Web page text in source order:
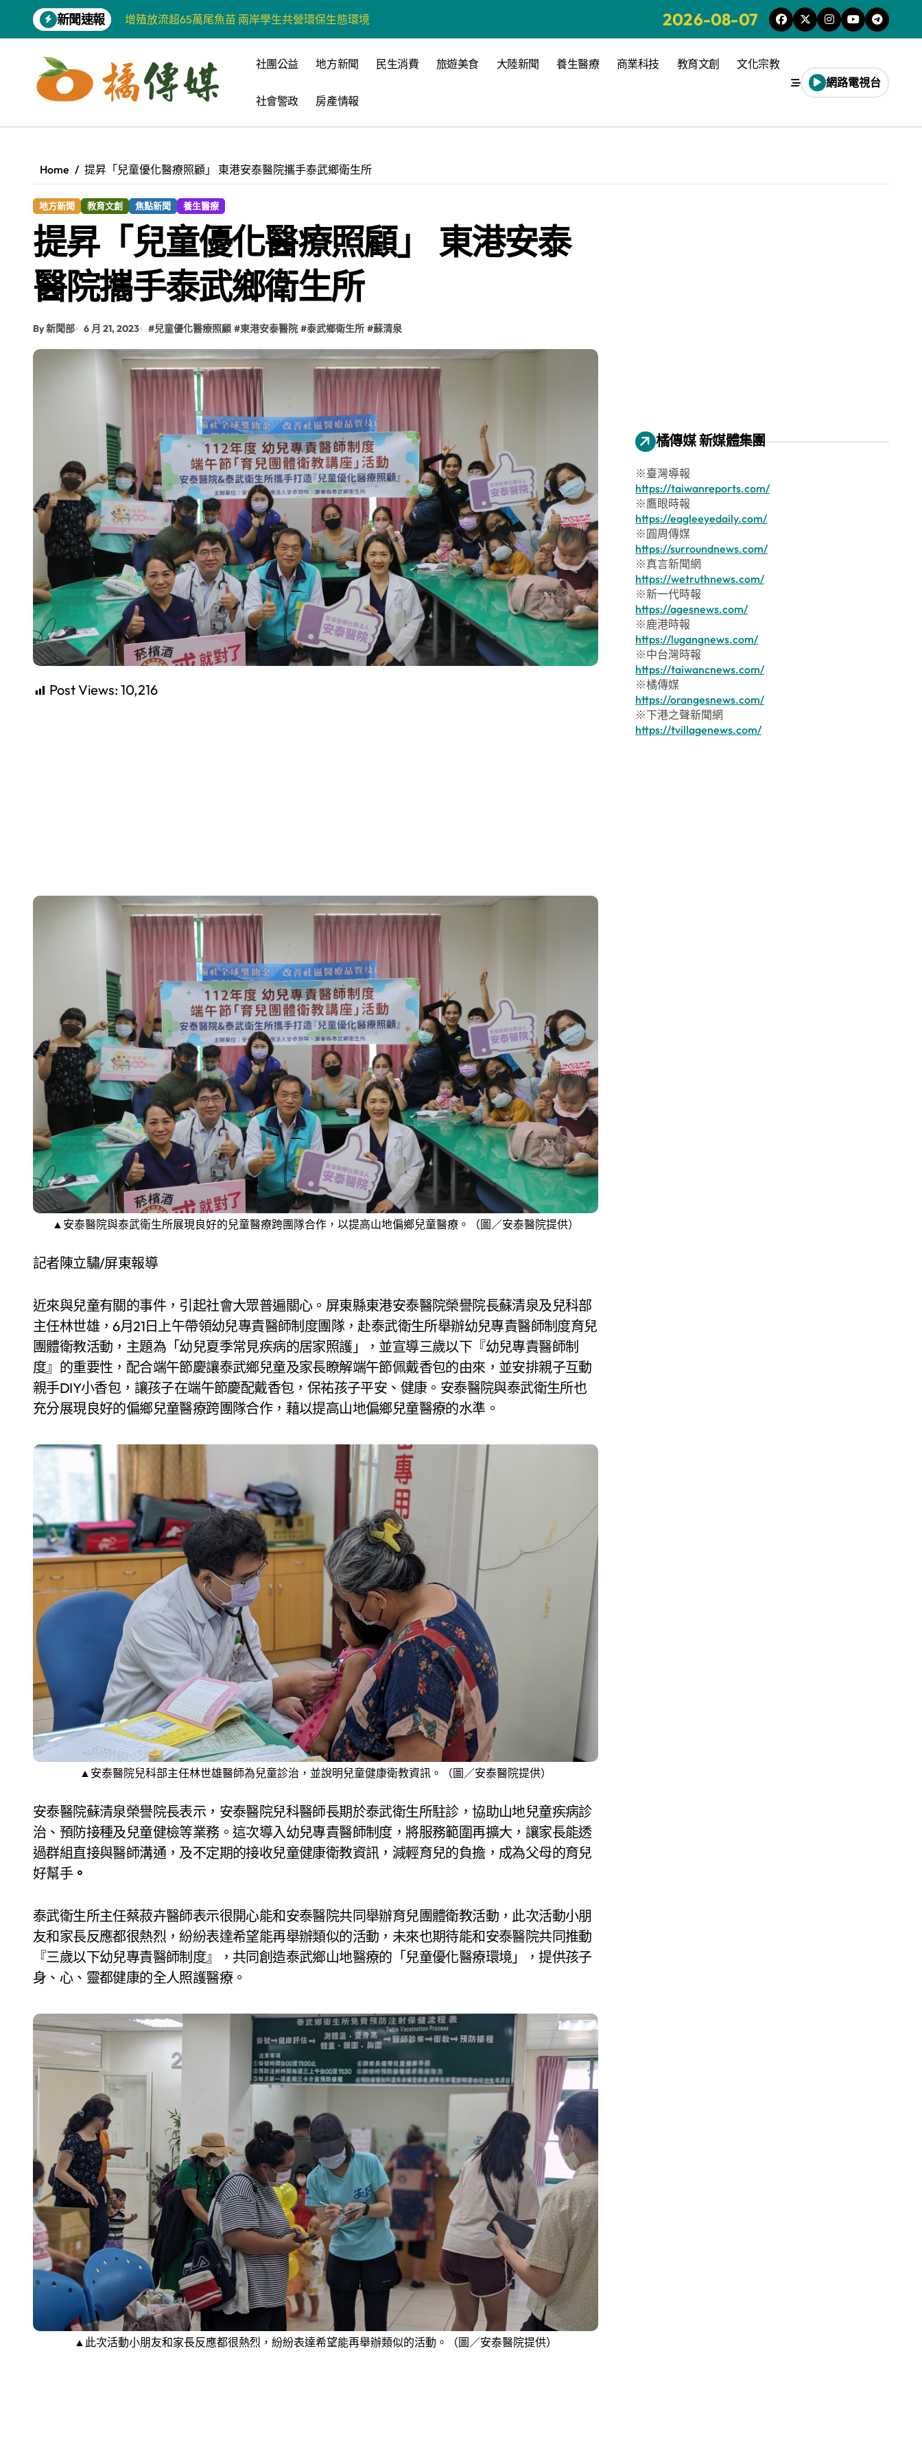
content
新聞速報
【第十四屆海峽青年薈】兩岸青年福州體驗水上運動
兩岸青年齊聚福州共話農文旅融合發展
藍綠市長參選人對無人載具條例互批 柯志恩：國民黨版才是「國防+產業」務實版
港都文藝學會首辦蓮池潭文學營 支持高雄文學再出發
高科大機電系與日本愛媛大學跨校合作 並感謝世豐螺絲捐助獎學金
《讀者》8月號新聞焦點 【錦瑟】
四川雅安 千年古剎雲峰寺
雙語教育要務實 柯志恩競辦反批賴陣營斷章取義 表達嚴正抗議
2026-08-07
社團公益 地方新聞 民生消費 旅遊美食 大陸新聞 養生醫療 商業科技 教育文創 文化宗教
社會警政 房產情報
網路電視台
Home 提昇「兒童優化醫療照顧」 東港安泰醫院攜手泰武鄉衛生所
地方新聞 教育文創 焦點新聞 養生醫療
提昇「兒童優化醫療照顧」 東港安泰
醫院攜手泰武鄉衛生所
By 新聞部 6 月 21, 2023 #兒童優化醫療照顧 #東港安泰醫院 #泰武鄉衛生所 #蘇清泉
Post Views: 10,216
▲安泰醫院與泰武衛生所展現良好的兒童醫療跨團隊合作，以提高山地偏鄉兒童醫療。（圖／安泰醫院提供）
記者陳立驌/屏東報導
近來與兒童有關的事件，引起社會大眾普遍關心。屏東縣東港安泰醫院榮譽院長蘇清泉及兒科部
主任林世雄，6月21日上午帶領幼兒專責醫師制度團隊，赴泰武衛生所舉辦幼兒專責醫師制度育兒
團體衛教活動，主題為「幼兒夏季常見疾病的居家照護」，並宣導三歲以下『幼兒專責醫師制
度』的重要性，配合端午節慶讓泰武鄉兒童及家長瞭解端午節佩戴香包的由來，並安排親子互動
親手DIY小香包，讓孩子在端午節慶配戴香包，保祐孩子平安、健康。安泰醫院與泰武衛生所也
充分展現良好的偏鄉兒童醫療跨團隊合作，藉以提高山地偏鄉兒童醫療的水準。
▲安泰醫院兒科部主任林世雄醫師為兒童診治，並說明兒童健康衛教資訊。（圖／安泰醫院提供）
安泰醫院蘇清泉榮譽院長表示，安泰醫院兒科醫師長期於泰武衛生所駐診，協助山地兒童疾病診
治、預防接種及兒童健檢等業務。這次導入幼兒專責醫師制度，將服務範圍再擴大，讓家長能透
過群組直接與醫師溝通，及不定期的接收兒童健康衛教資訊，減輕育兒的負擔，成為父母的育兒
好幫手 。
泰武衛生所主任蔡菽卉醫師表示很開心能和安泰醫院共同舉辦育兒團體衛教活動，此次活動小朋
友和家長反應都很熱烈，紛紛表達希望能再舉辦類似的活動，未來也期待能和安泰醫院共同推動
『三歲以下幼兒專責醫師制度』，共同創造泰武鄉山地醫療的「兒童優化醫療環境」，提供孩子
身、心、靈都健康的全人照護醫療。
▲此次活動小朋友和家長反應都很熱烈，紛紛表達希望能再舉辦類似的活動。（圖／安泰醫院提供）
橘傳媒 新媒體集團
※臺灣導報
https://taiwanreports.com/
※鷹眼時報
https://eagleeyedaily.com/
※圓周傳媒
https://surroundnews.com/
※真言新聞網
https://wetruthnews.com/
※新一代時報
https://agesnews.com/
※鹿港時報
https://lugangnews.com/
※中台灣時報
https://taiwancnews.com/
※橘傳媒
https://orangesnews.com/
※下港之聲新聞網
https://tvillagenews.com/